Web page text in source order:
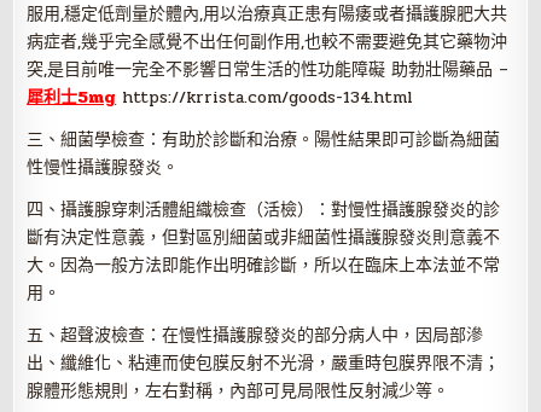
服用,穩定低劑量於體內,用以治療真正患有陽痿或者攝護腺肥大共
病症者,幾乎完全感覺不出任何副作用,也較不需要避免其它藥物沖
突,是目前唯一完全不影響日常生活的性功能障礙 助勃壯陽藥品 –
犀利士5mg https://krrista.com/goods-134.html
三、細菌學檢查：有助於診斷和治療。陽性結果即可診斷為細菌
性慢性攝護腺發炎。
四、攝護腺穿刺活體組織檢查（活檢）：對慢性攝護腺發炎的診
斷有決定性意義，但對區別細菌或非細菌性攝護腺發炎則意義不
大。因為一般方法即能作出明確診斷，所以在臨床上本法並不常
用。
五、超聲波檢查：在慢性攝護腺發炎的部分病人中，因局部滲
出、纖維化、粘連而使包膜反射不光滑，嚴重時包膜界限不清；
腺體形態規則，左右對稱，內部可見局限性反射減少等。